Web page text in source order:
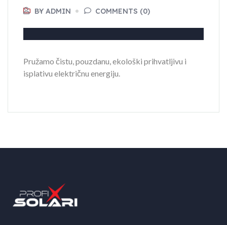
BY ADMIN COMMENTS (0)
Pružamo čistu, pouzdanu, ekološki prihvatljivu i
isplativu električnu energiju.